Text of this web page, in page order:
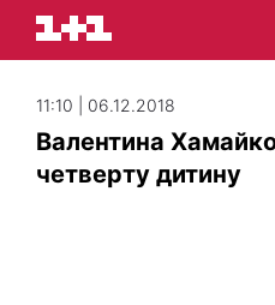
11:10 | 06.12.2018
Валентина
четверту дитину